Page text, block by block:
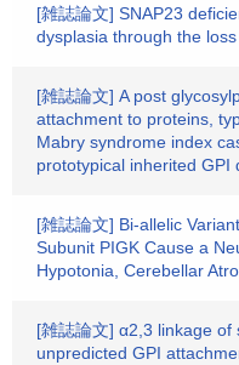
[雑誌論文] SNAP23
dysplasia through the
[雑誌論文] A post
attachment to proteins,
Mabry syndrome index
prototypical inherited GPI
[雑誌論文] Bi-allelic
Subunit PIGK Cause a
Hypotonia, Cerebellar
[雑誌論文] α2,3 linkage
unpredicted GPI